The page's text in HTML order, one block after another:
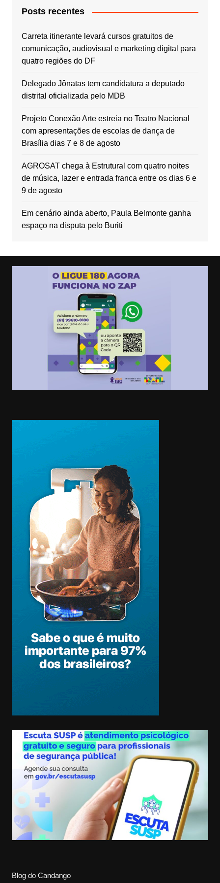
Posts recentes
Carreta itinerante levará cursos gratuitos de
comunicação, audiovisual e marketing digital para
quatro regiões do DF
Delegado Jônatas tem candidatura a deputado
distrital oficializada pelo MDB
Projeto Conexão Arte estreia no Teatro Nacional
com apresentações de escolas de dança de
Brasília dias 7 e 8 de agosto
AGROSAT chega à Estrutural com quatro noites
de música, lazer e entrada franca entre os dias 6 e
9 de agosto
Em cenário ainda aberto, Paula Belmonte ganha
espaço na disputa pelo Buriti
Blog do Candango